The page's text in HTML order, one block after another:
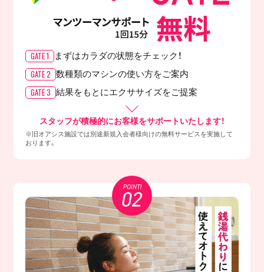
GATE 1 まずはカラダの状態をチェック！
GATE 2 数種類のマシンの使い方をご案内
GATE 3 結果をもとにエクササイズをご提案
スタッフが積極的にお客様をサポートいたします！
※旧オアシス施設では別途新規入会者様向けの無料サービスを実施して
おります。